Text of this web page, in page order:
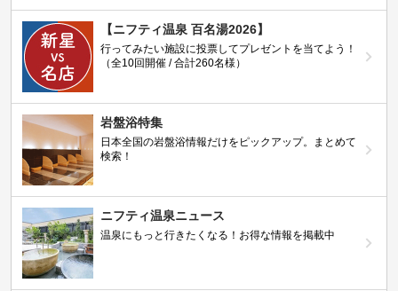
【ニフティ温泉 百名湯2026】
行ってみたい施設に投票してプレゼントを当てよう！
（全10回開催 / 合計260名様）
岩盤浴特集
日本全国の岩盤浴情報だけをピックアップ。まとめて
検索！
ニフティ温泉ニュース
温泉にもっと行きたくなる！お得な情報を掲載中